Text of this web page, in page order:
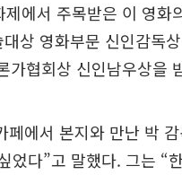
에서 주목받은 이 영
상 영화부문 신인감독
가협회상 신인남우상을
에서 본지와 만난 박
었다”고 말했다. 그는 “